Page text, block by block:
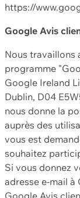
https://
Google Avis
Nous travaillons
programme
Google Ireland
Dublin, D04
nous donne la
auprès des
vous est
souhaitez
Si vous donnez
adresse e-mail à